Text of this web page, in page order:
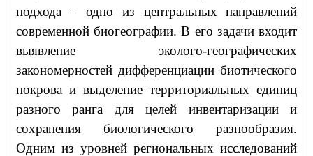
подхода – одно из центральных направлений
современной биогеографии. В его задачи входит
выявление эколого-географических
закономерностей дифференциации биотического
покрова и выделение территориальных единиц
разного ранга для целей инвентаризации и
сохранения биологического разнообразия.
Одним из уровней региональных исследований